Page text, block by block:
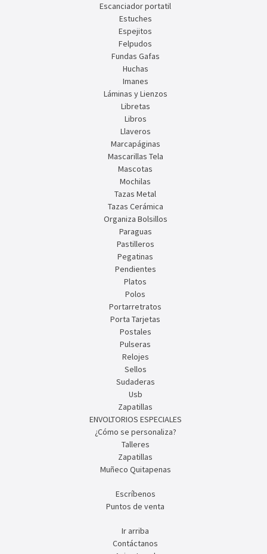
Escanciador portatil
Estuches
Espejitos
Felpudos
Fundas Gafas
Huchas
Imanes
Láminas y Lienzos
Libretas
Libros
Llaveros
Marcapáginas
Mascarillas Tela
Mascotas
Mochilas
Tazas Metal
Tazas Cerámica
Organiza Bolsillos
Paraguas
Pastilleros
Pegatinas
Pendientes
Platos
Polos
Portarretratos
Porta Tarjetas
Postales
Pulseras
Relojes
Sellos
Sudaderas
Usb
Zapatillas
ENVOLTORIOS ESPECIALES
¿Cómo se personaliza?
Talleres
Zapatillas
Muñeco Quitapenas
Escríbenos
Puntos de venta
Ir arriba
Contáctanos